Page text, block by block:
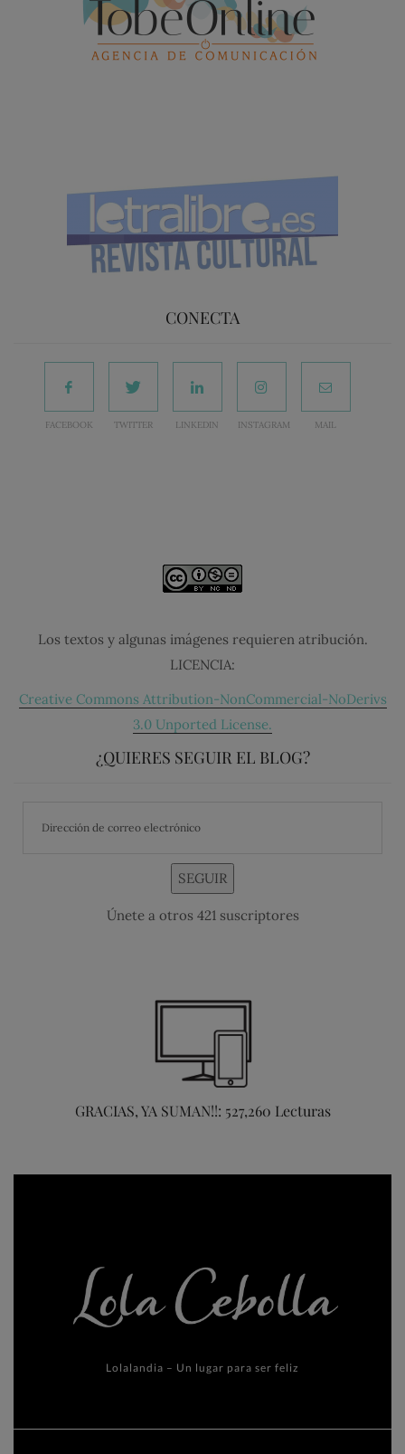
CONECTA
FACEBOOK TWITTER LINKEDIN INSTAGRAM MAIL
Los textos y algunas imágenes requieren atribución.
LICENCIA:
Creative Commons Attribution-NonCommercial-NoDerivs
3.0 Unported License.
¿QUIERES SEGUIR EL BLOG?
SEGUIR
Únete a otros 421 suscriptores
GRACIAS, YA SUMAN!!: 527,260 Lecturas
Lolalandia – Un lugar para ser feliz